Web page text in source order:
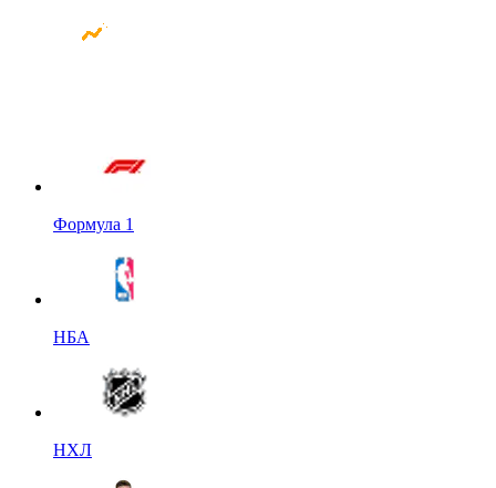
Формула 1
НБА
НХЛ